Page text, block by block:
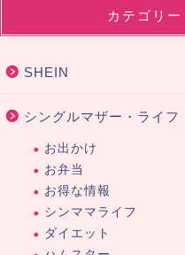
カテゴリー
SHEIN
シングルマザー・ライフ
お出かけ
お弁当
お得な情報
シンママライフ
ダイエット